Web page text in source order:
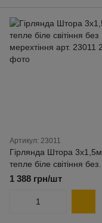
Артикул: 23011
Гірлянда Штора 3x1,5м
тепле біле світіння без
мерехтіння арт. 23011
1 388 грн/шт